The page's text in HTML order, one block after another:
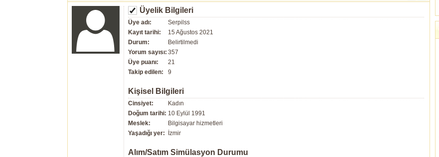
Üyelik Bilgileri
Üye adı:
Serpilss
Kayıt tarihi:
15 Ağustos 2021
Durum:
Belirtilmedi
Yorum sayısı: 357
Üye puanı:
21
Takip edilen:
9
Kişisel Bilgileri
Cinsiyet:
Kadın
Doğum tarihi: 10 Eylül 1991
Meslek:
Bilgisayar hizmetleri
Yaşadığı yer:
İzmir
Alım/Satım Simülasyon Durumu